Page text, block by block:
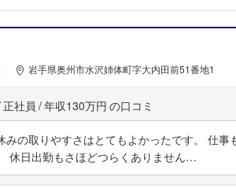
岩手県奥州市水沢姉体町字大内田前51番地1
正社員 年収130万円
みの取りやすさはとてもよかったです。 仕
休日出勤もさほどつらくありません…